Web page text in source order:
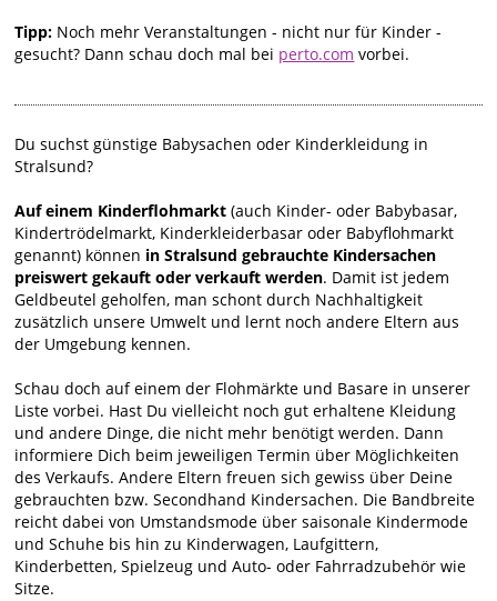
Tipp: Noch mehr Veranstaltungen - nicht nur für Kinder -
gesucht? Dann schau doch mal bei perto.com vorbei.
Du suchst günstige Babysachen oder Kinderkleidung in
Stralsund?
Auf einem Kinderflohmarkt (auch Kinder- oder Babybasar,
Kindertrödelmarkt, Kinderkleiderbasar oder Babyflohmarkt
genannt) können in Stralsund gebrauchte Kindersachen
preiswert gekauft oder verkauft werden. Damit ist jedem
Geldbeutel geholfen, man schont durch Nachhaltigkeit
zusätzlich unsere Umwelt und lernt noch andere Eltern aus
der Umgebung kennen.
Schau doch auf einem der Flohmärkte und Basare in unserer
Liste vorbei. Hast Du vielleicht noch gut erhaltene Kleidung
und andere Dinge, die nicht mehr benötigt werden. Dann
informiere Dich beim jeweiligen Termin über Möglichkeiten
des Verkaufs. Andere Eltern freuen sich gewiss über Deine
gebrauchten bzw. Secondhand Kindersachen. Die Bandbreite
reicht dabei von Umstandsmode über saisonale Kindermode
und Schuhe bis hin zu Kinderwagen, Laufgittern,
Kinderbetten, Spielzeug und Auto- oder Fahrradzubehör wie
Sitze.